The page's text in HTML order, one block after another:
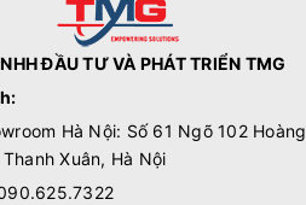
ĐẦU TƯ VÀ PHÁT TRIỂN TMG
Hà Nội: Số 61 Ngõ 102 Hoàng
Xuân, Hà Nội